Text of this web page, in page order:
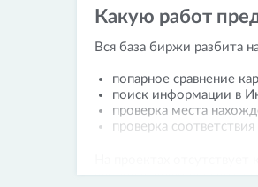
Какую работ
Вся база биржи разбита
попарное сравнение
поиск информации в
проверка места
проверка
каждого задания стоит